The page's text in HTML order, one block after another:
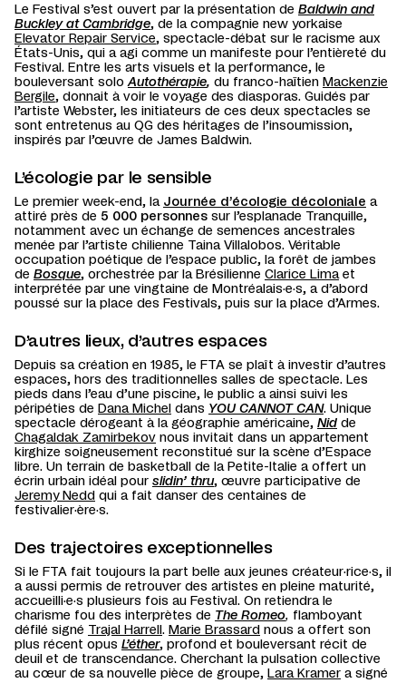
Le Festival s’est ouvert par la présentation de Baldwin and
Buckley at Cambridge, de la compagnie new yorkaise
Elevator Repair Service, spectacle-débat sur le racisme aux
États-Unis, qui a agi comme un manifeste pour l’entièreté du
Festival. Entre les arts visuels et la performance, le
bouleversant soloAutothérapie, du franco-haïtien Mackenzie
Bergile, donnait à voir le voyage des diasporas. Guidés par
l’artiste Webster, les initiateurs de ces deux spectacles se
sont entretenus au QG des héritages de l’insoumission,
inspirés par l’œuvre de James Baldwin.
L’écologie par le sensible
Le premier week-end, la Journée d’écologie décoloniale a
attiré près de 5 000 personnes sur l’esplanade Tranquille,
notamment avec un échange de semences ancestrales
menée par l’artiste chilienne Taina Villalobos. Véritable
occupation poétique de l’espace public, la forêt de jambes
de Bosque, orchestrée par la Brésilienne Clarice Limaet
interprétée par une vingtaine de Montréalais·e·s, a d’abord
poussé sur la place des Festivals, puis sur la place d’Armes.
D’autres lieux, d’autres espaces
Depuis sa création en 1985, le FTA se plaît à investir d’autres
espaces, hors des traditionnelles salles de spectacle. Les
pieds dans l’eau d’une piscine, le public a ainsi suivi les
péripéties de Dana Michel dans YOU CANNOT CAN. Unique
spectacle dérogeant à la géographie américaine, Nid de
Chagaldak Zamirbekov nous invitait dans un appartement
kirghize soigneusement reconstitué sur la scène d’Espace
libre. Un terrain de basketball de la Petite-Italie a offert un
écrin urbain idéal pour slidin’ thru, œuvre participative de
Jeremy Nedd qui a fait danser des centaines de
festivalier·ère·s.
Des trajectoires exceptionnelles
Si le FTA fait toujours la part belle aux jeunes créateur·rice·s, il
a aussi permis de retrouver des artistes en pleine maturité,
accueilli·e·s plusieurs fois au Festival. On retiendra le
charisme fou des interprètes de The Romeo, flamboyant
défilé signé
Trajal Harrell . Marie Brassard nous a offert son
plus récent opus L’éther, profond et bouleversant récit de
deuil et de transcendance. Cherchant la pulsation collective
au cœur de sa nouvelle pièce de groupe, Lara Kramer a signé